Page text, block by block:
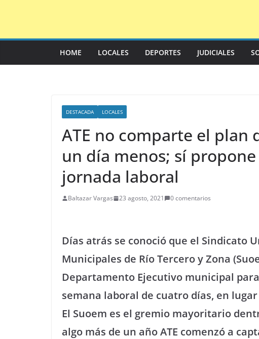
HOME LOCALES DEPORTES JUDICIALES
DESTACADA LOCALES
ATE no comparte el plan
un día menos; sí
jornada laboral
Baltazar Vargas 23 agosto, 2021 0 comentarios
Días atrás se conoció que el Sindicato
Municipales de Río Tercero y Zona
Departamento Ejecutivo municipal
semana laboral de cuatro días, en
El Suoem es el gremio mayoritario
algo más de un año ATE comenzó a